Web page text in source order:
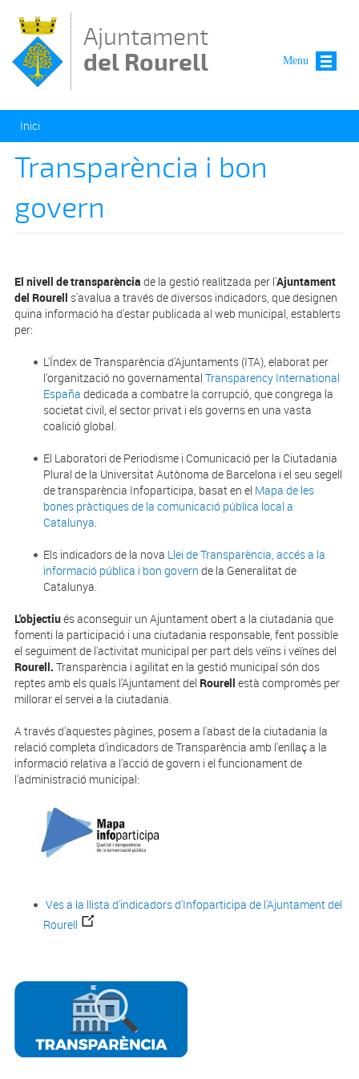
Ajuntament
del Rourell
Esteu aquí
Inici
Transparència i bon
govern
El nivell de transparència de la gestió realitzada per l'Ajuntament
del Rourell s'avalua a través de diversos indicadors, que designen
quina informació ha d'estar publicada al web municipal, establerts
per:
L'Índex de Transparència d'Ajuntaments (ITA), elaborat per
l'organització no governamental Transparency International
España dedicada a combatre la corrupció, que congrega la
societat civil, el sector privat i els governs en una vasta
coalició global.
El Laboratori de Periodisme i Comunicació per la Ciutadania
Plural de la Universitat Autònoma de Barcelona i el seu segell
de transparència Infoparticipa, basat en el Mapa de les
bones pràctiques de la comunicació pública local a
Catalunya.
Els indicadors de la nova Llei de Transparència, accés a la
informació pública i bon govern de la Generalitat de
Catalunya.
L'objectiués aconseguir un Ajuntament obert a la ciutadania que
fomenti la participació i una ciutadania responsable, fent possible
el seguiment de l'activitat municipal per part dels veïns i veïnes del
Rourell. Transparència i agilitat en la gestió municipal són dos
reptes amb els quals l'Ajuntament del Rourell està compromès per
millorar el servei a la ciutadania.
A través d'aquestes pàgines, posem a l'abast de la ciutadania la
relació completa d'indicadors de Transparència amb l'enllaç a la
informació relativa a l'acció de govern i el funcionament de
l'administració municipal:
Ves a la llista d'indicadors d'Infoparticipa de l'Ajuntament del
Rourell
Menu